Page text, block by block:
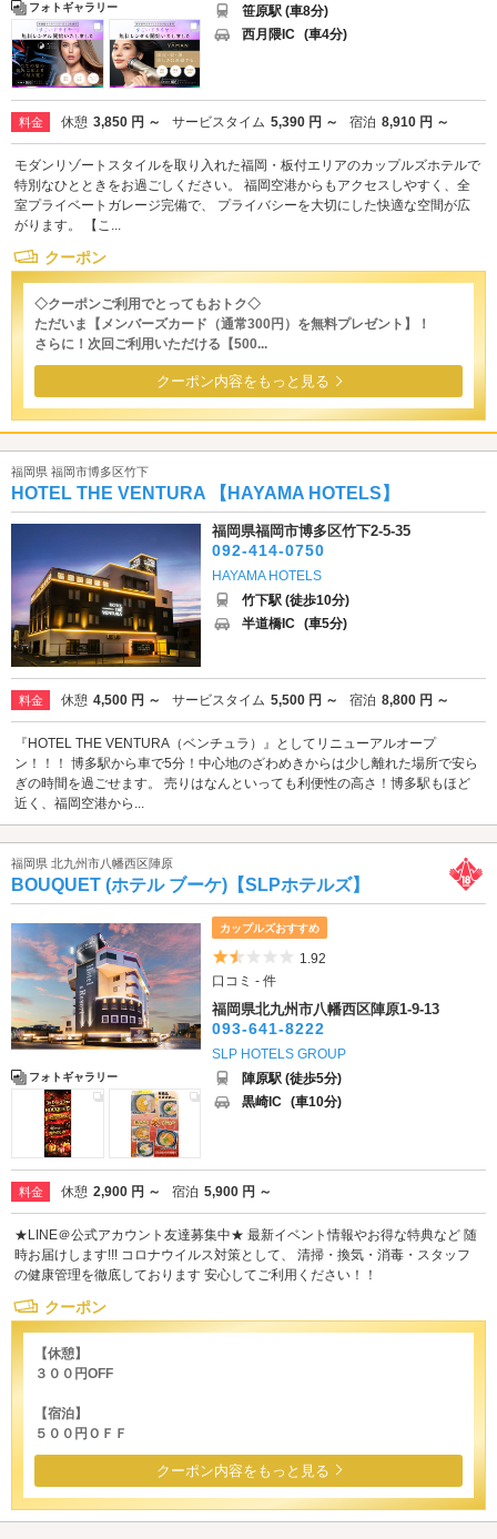
フォトギャラリー
笹原駅 (車8分)
西月隈IC (車4分)
料金 休憩 3,850 円 ～ サービスタイム 5,390 円 ～ 宿泊 8,910 円 ～
モダンリゾートスタイルを取り入れた福岡・板付エリアのカップルズホテルで
特別なひとときをお過ごしください。 福岡空港からもアクセスしやすく、全
室プライベートガレージ完備で、 プライバシーを大切にした快適な空間が広
がります。 【こ...
クーポン
◇クーポンご利用でとってもおトク◇
ただいま【メンバーズカード（通常300円）を無料プレゼント】！
さらに！次回ご利用いただける【500...
クーポン内容をもっと見る
福岡県 福岡市博多区竹下
HOTEL THE VENTURA 【HAYAMA HOTELS】
福岡県福岡市博多区竹下2-5-35
092-414-0750
HAYAMA HOTELS
竹下駅 (徒歩10分)
半道橋IC (車5分)
料金 休憩 4,500 円 ～ サービスタイム 5,500 円 ～ 宿泊 8,800 円 ～
『HOTEL THE VENTURA（ベンチュラ）』としてリニューアルオープ
ン！！！ 博多駅から車で5分！中心地のざわめきからは少し離れた場所で安ら
ぎの時間を過ごせます。 売りはなんといっても利便性の高さ！博多駅もほど
近く、福岡空港から...
福岡県 北九州市八幡西区陣原
BOUQUET (ホテル ブーケ)【SLPホテルズ】
フォトギャラリー
カップルズおすすめ
5つ星のうち1.5
1.92
口コミ - 件
福岡県北九州市八幡西区陣原1-9-13
093-641-8222
SLP HOTELS GROUP
陣原駅 (徒歩5分)
黒崎IC (車10分)
料金 休憩 2,900 円 ～ 宿泊 5,900 円 ～
★LINE＠公式アカウント友達募集中★ 最新イベント情報やお得な特典など 随
時お届けします!!! コロナウイルス対策として、 清掃・換気・消毒・スタッフ
の健康管理を徹底しております 安心してご利用ください！！
クーポン
【休憩】
３００円OFF
【宿泊】
５００円ＯＦＦ
クーポン内容をもっと見る